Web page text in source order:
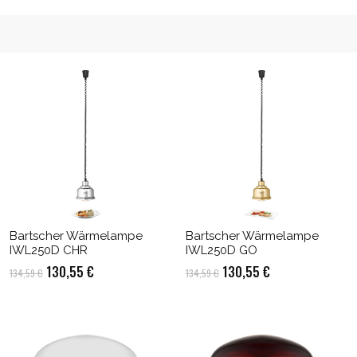
Bartscher Wärmelampe
IWL250D CHR
134,59€ Ursprünglicher
134,59 €
130,55 €Aktueller
130,55 €.
Bartscher Wärmelampe
IWL250D GO
134,59€ Ursprünglicher
134,59 €
130,55 €Aktueller
130,55 €.